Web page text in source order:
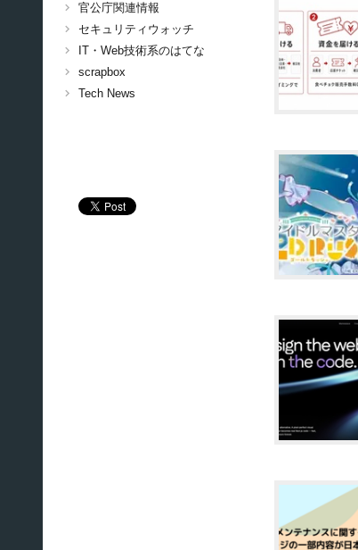
官公庁関連情報
セキュリティウォッチ
IT・Web技術系のはてな
scrapbox
Tech News